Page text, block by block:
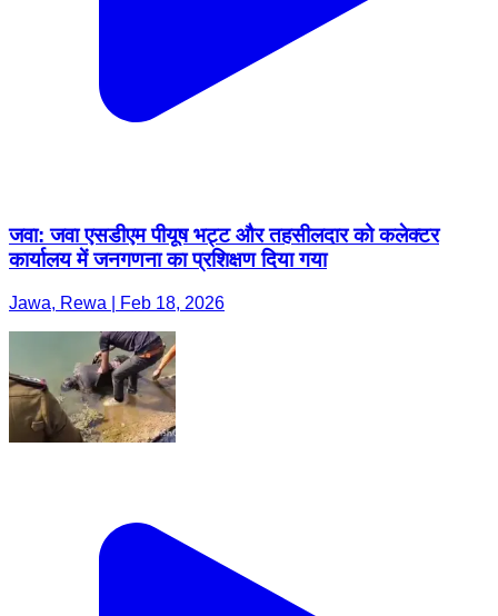
जवा: जवा एसडीएम पीयूष भट्ट और तहसीलदार को कलेक्टर
कार्यालय में जनगणना का प्रशिक्षण दिया गया
Jawa, Rewa | Feb 18, 2026